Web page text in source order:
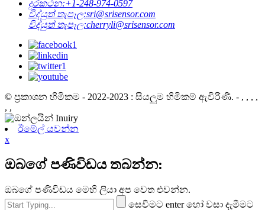
දුරකථන:+1-248-974-0597
විද්යුත් තැපෑල:sri@srisensor.com
විද්යුත් තැපෑල:cherryli@srisensor.com
© ප්‍රකාශන හිමිකම - 2022-2023 : සියලුම හිමිකම් ඇවිරිණි. - , , , ,
, ,
ඊමේල් යවන්න
x
ඔබගේ පණිවිඩය තබන්න:
ඔබගේ පණිවිඩය මෙහි ලියා අප වෙත එවන්න.
සෙවීමට enter හෝ වසා දැමීමට